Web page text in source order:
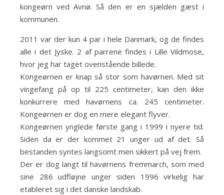
kongeørn ved Avnø. Så den er en sjælden gæst i
kommunen.
2011 var der kun 4 par i hele Danmark, og de findes
alle i det Jyske. 2 af parrene findes i Lille Vildmose,
hvor jeg har taget ovenstående billede.
Kongeørnen er knap så stor som havørnen. Med sit
vingefang på op til 225 centimeter, kan den ikke
konkurrere med havørnens ca. 245 centimeter.
Kongeørnen er dog en mere elegant flyver.
Kongeørnen ynglede første gang i 1999 i nyere tid.
Siden da er der kommet 21 unger ud af det. Så
bestanden syntes langsomt men sikkert på vej frem.
Der er dog langt til havørnens fremmarch, som med
sine 286 udfløjne unger siden 1996 virkelig har
etableret sig i det danske landskab.